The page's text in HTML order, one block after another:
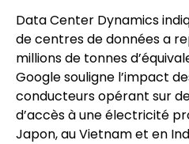
Data Center Dynamics
de centres de données a
millions de tonnes
Google souligne l’impact
conducteurs opérant sur
d’accès à une électricité
Japon, au Vietnam et en